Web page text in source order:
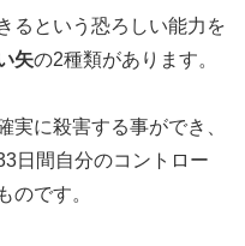
るという恐ろしい能力を
矢の2種類があります。
実に殺害する事ができ、
日間自分のコントロー
のです。